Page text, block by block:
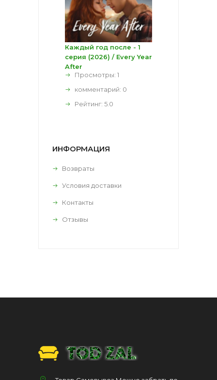
Каждый год после - 1
серия (2026) / Every Year
After
Просмотры: 1
комментарий: 0
Рейтинг: 5.0
ИНФОРМАЦИЯ
Возвраты
Условия доставки
Контакты
Отзывы